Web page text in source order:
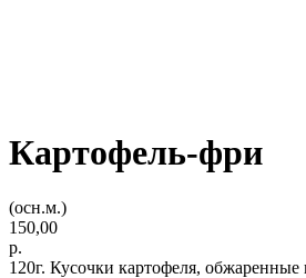
Картофель-фри
(осн.м.)
150,00
р.
120г. Кусочки картофеля,